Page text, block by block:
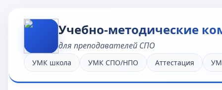
Учебно-методические
для преподавателей СПО
УМК школа УМК СПО/НПО Аттестация